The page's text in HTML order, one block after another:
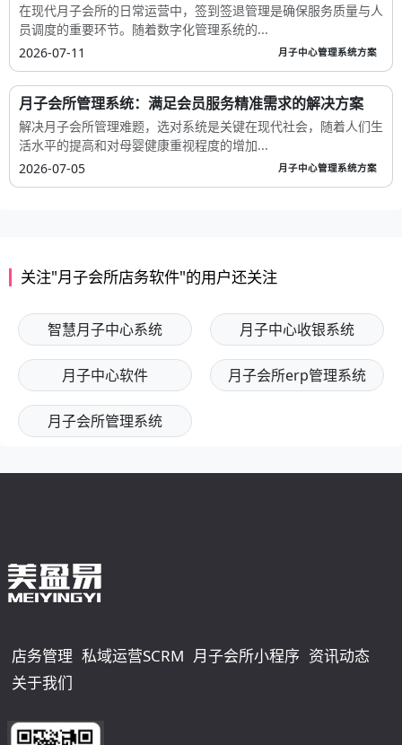
在现代月子会所的日常运营中，签到签退管理是确保服务质量与人
员调度的重要环节。随着数字化管理系统的...
2026-07-11
月子中心管理系统方案
月子会所管理系统：满足会员服务精准需求的解决方案
解决月子会所管理难题，选对系统是关键在现代社会，随着人们生
活水平的提高和对母婴健康重视程度的增加...
2026-07-05
月子中心管理系统方案
关注"月子会所店务软件"的用户还关注
智慧月子中心系统 月子中心收银系统
月子中心软件 月子会所erp管理系统
月子会所管理系统
店务管理 私域运营SCRM 月子会所小程序 资讯动态
关于我们